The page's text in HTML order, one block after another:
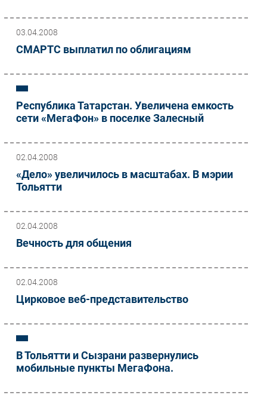
03.04.2008
СМАРТС выплатил по облигациям
Республика Татарстан. Увеличена емкость
сети «МегаФон» в поселке Залесный
02.04.2008
«Дело» увеличилось в масштабах. В мэрии
Тольятти
02.04.2008
Вечность для общения
02.04.2008
Цирковое веб-представительство
В Тольятти и Сызрани развернулись
мобильные пункты МегаФона.